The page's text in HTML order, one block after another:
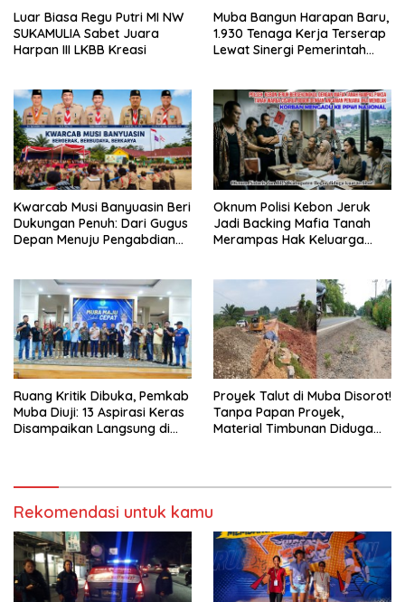
Luar Biasa Regu Putri MI NW
SUKAMULIA Sabet Juara
Harpan III LKBB Kreasi
Muba Bangun Harapan Baru,
1.930 Tenaga Kerja Terserap
Lewat Sinergi Pemerintah
Kwarcab Musi Banyuasin Beri
Dukungan Penuh: Dari Gugus
Depan Menuju Pengabdian
Emas Masuk TNI-Polri
Oknum Polisi Kebon Jeruk
Jadi Backing Mafia Tanah
Merampas Hak Keluarga
Ruang Kritik Dibuka, Pemkab
Muba Diuji: 13 Aspirasi Keras
Disampaikan Langsung di
Proyek Talut di Muba Disorot!
Tanpa Papan Proyek,
Material Timbunan Diduga
Rekomendasi untuk kamu